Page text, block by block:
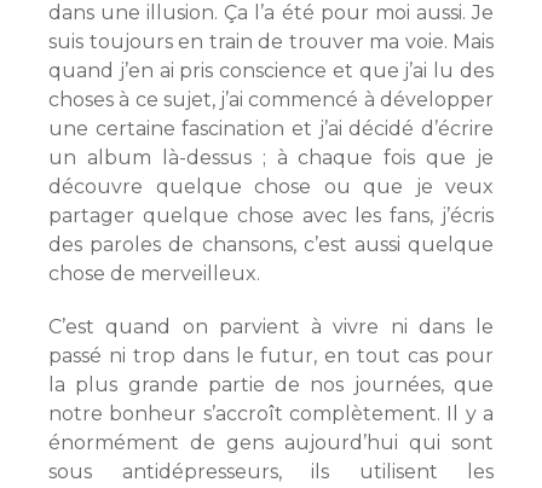
dans une illusion. Ça l’a été pour moi aussi. Je
suis toujours en train de trouver ma voie. Mais
quand j’en ai pris conscience et que j’ai lu des
choses à ce sujet, j’ai commencé à développer
une certaine fascination et j’ai décidé d’écrire
un album là-dessus ; à chaque fois que je
découvre quelque chose ou que je veux
partager quelque chose avec les fans, j’écris
des paroles de chansons, c’est aussi quelque
chose de merveilleux.
C’est quand on parvient à vivre ni dans le
passé ni trop dans le futur, en tout cas pour
la plus grande partie de nos journées, que
notre bonheur s’accroît complètement. Il y a
énormément de gens aujourd’hui qui sont
sous antidépresseurs, ils utilisent les